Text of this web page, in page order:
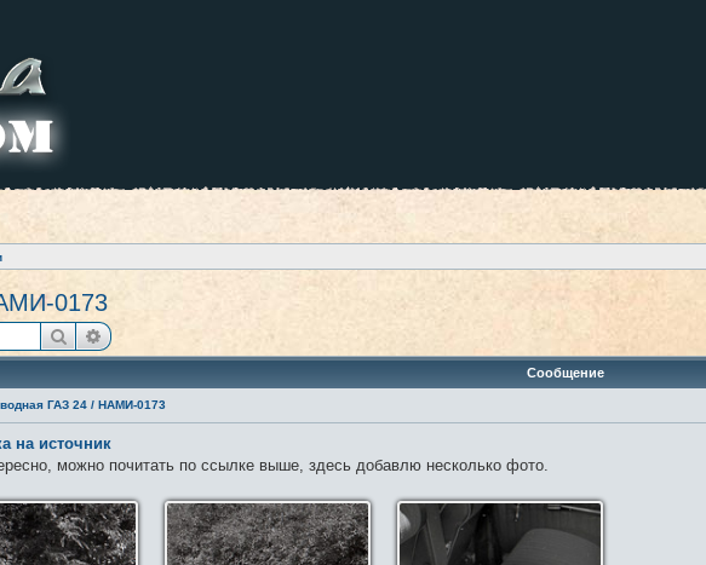
0173
ПоискРасширенный поиск
Сообщение
ГАЗ 24 / НАМИ-0173
на источник
можно почитать по ссылке выше, здесь добавлю несколько фото.